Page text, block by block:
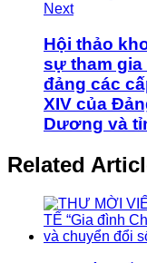
Next
Hội thảo
sự tham
đảng các
XIV của
Dương và
Related